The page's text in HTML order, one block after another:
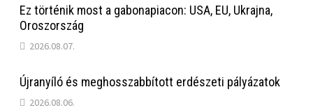
Ez történik most a gabonapiacon: USA, EU, Ukrajna,
Oroszország
2026.08.07.
Újranyíló és meghosszabbított erdészeti pályázatok
2026.08.06.